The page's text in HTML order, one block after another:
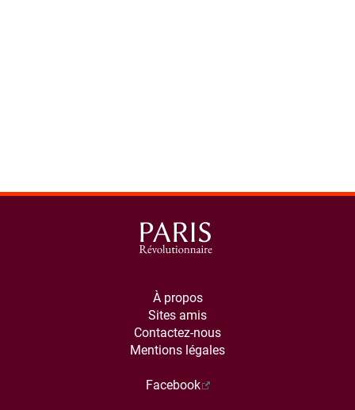
À propos
Sites amis
Contactez-nous
Mentions légales
Facebook